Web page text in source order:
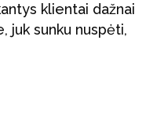
klientai dažnai
juk sunku nuspėti,